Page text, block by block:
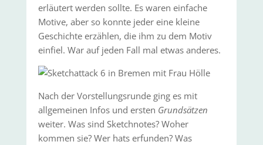
erläutert werden sollte. Es waren einfache
Motive, aber so konnte jeder eine kleine
Geschichte erzählen, die ihm zu dem Motiv
einfiel. War auf jeden Fall mal etwas anderes.
Nach der Vorstellungsrunde ging es mit
allgemeinen Infos und ersten Grundsätzen
weiter. Was sind Sketchnotes? Woher
kommen sie? Wer hats erfunden? Was